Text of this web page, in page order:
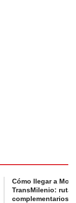
Cómo llegar a
TransMilenio:
complementarios